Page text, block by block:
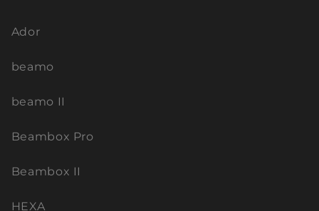
Ador
beamo
beamo II
Beambox Pro
Beambox II
HEXA